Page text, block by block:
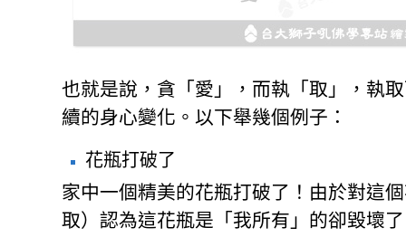
也就是說，貪「愛」，而執「取」，執
續的身心變化。以下舉幾個例子：
花瓶打破了
家中一個精美的花瓶打破了！由於對這
取）認為這花瓶是「我所有」的卻毀壞